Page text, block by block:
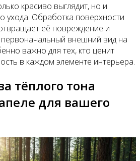
красиво выглядит, но и
ухода. Обработка поверхности
её повреждение и
первоначальный внешний вид на
важно для тех, кто ценит
в каждом элементе интерьера.
тёплого тона
для вашего